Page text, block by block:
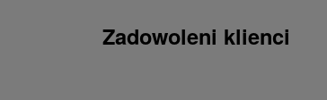
Zadowoleni klienci